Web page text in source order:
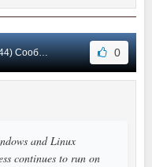
#1 0
and Linux
continues to run on